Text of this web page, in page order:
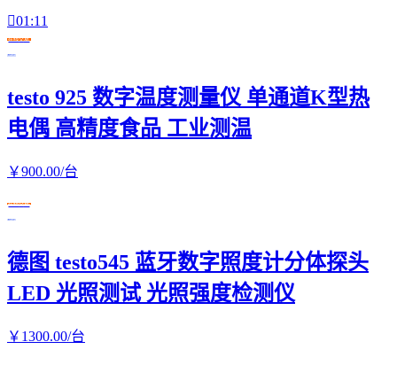
01:11
在线交易
testo 925 数字温度测量仪 单通道K型热
电偶 高精度食品 工业测温
￥900.00/台
在线交易
德图 testo545 蓝牙数字照度计分体探头
LED 光照测试 光照强度检测仪
￥ 1300.00/台